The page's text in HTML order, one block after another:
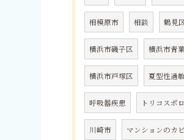
相模原市 相談 鶴見
横浜市磯子区 横浜市青
横浜市戸塚区 夏型性過
呼吸器疾患 トリコスポ
川崎市 マンションのカビ